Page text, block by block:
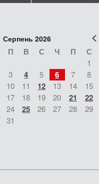
Серпень 2026
П В С Ч П С
1
3 4 5 6 7 8
10
11 12 13 14 15
17
18 19 20 21 22
24
25 26 27 28 29
31